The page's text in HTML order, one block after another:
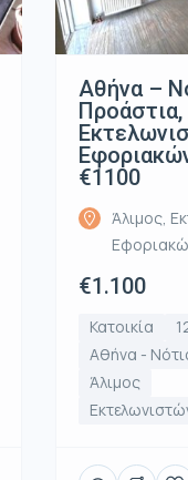
Αθήνα –
€1100
Άλιμος,
€1.100
Κατοικία
Αθήνα -
Άλιμος